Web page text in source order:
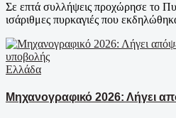
Σε επτά συλλήψεις προχώρησε το
ισάριθμες πυρκαγιές που
Ελλάδα
Μηχανογραφικό 2026: Λήγει